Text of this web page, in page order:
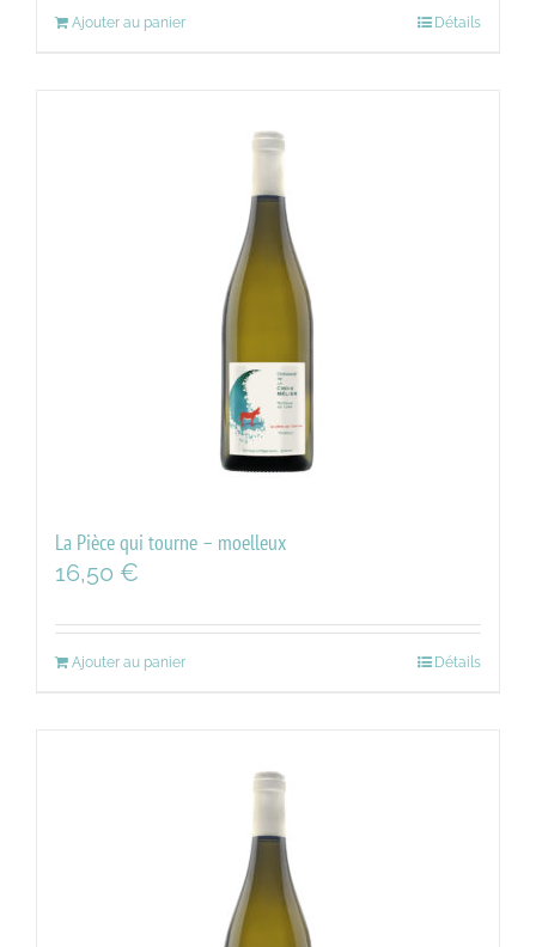
Ajouter au panier Détails
La Pièce qui tourne – moelleux
16,50 €
Ajouter au panier Détails